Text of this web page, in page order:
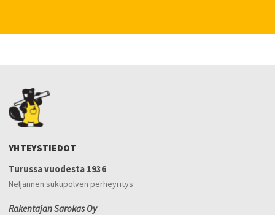
YHTEYSTIEDOT
Turussa vuodesta 1936
Neljännen sukupolven perheyritys
Rakentajan Sarokas Oy